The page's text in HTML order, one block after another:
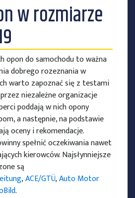
OPONY
OPON
OPON
w rozmiarze
opon do samochodu to ważna
dobrego rozeznania w
warto zapoznać się z testami
niezależne organizacje
poddają w nich opony
a następnie, na podstawie
oceny i rekomendacje.
spełnić oczekiwania nawet
kierowców. Najsłynniejsze
są
,ACE/GTÜ,Auto Motor
.